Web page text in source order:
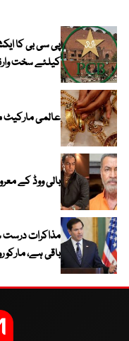
پی سی بی کا
کیلئے سخت
عالمی مارکیٹ
بالی ووڈ کے
مذاکرات درست
باقی ہے، مارکو